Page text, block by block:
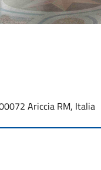
Ariccia RM, Italia